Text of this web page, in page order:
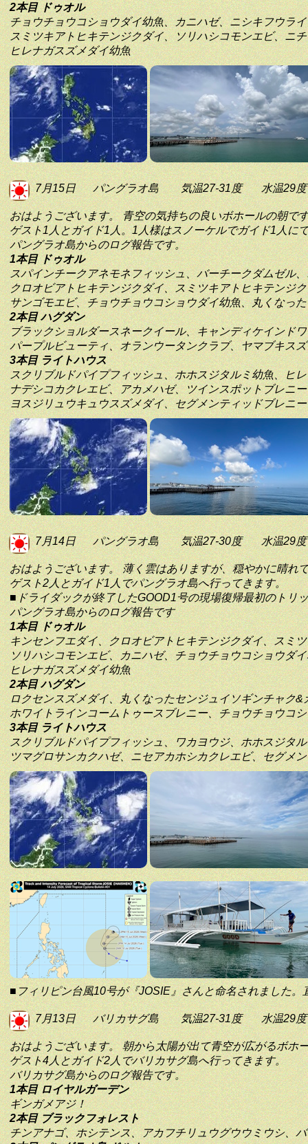
2本目 ドゥオル
チョウチョウコショウダイ幼魚、カニハゼ、ニシキフウラ
スミツキアトヒキテンジクダイ、ソリハシコモンエビ、ニ
ヒレナガスズメダイ幼魚
7月15日 パングラオ島 気温27-31度 水温29度
おはようございます。 青空の気持ちの良いボホールの朝で
ゲスト1人とガイド1人。1人様はスノーケルでガイド1人に
パングラオ島からのログ報告です。
1本目 ドゥオル
スパインチークアネモネフィッシュ、バーチークダムゼル
クロオビアトヒキテンジクダイ、スミツキアトヒキテンジ
サンゴモエビ、チョウチョウコショウダイ幼魚、丸くなっ
2本目 ハグダン
ブラックショルダースネークイール、キャンディケインド
パープルビューティ、オランウータンクラブ、ヤマブキス
3本目 ライトハウス
スクリブルドパイプフィッシュ、ホホスジタルミ幼魚、ヒ
ナデシコカクレエビ、アカメハゼ、ツインスポットブレニ
ヨスジリュウキュウスズメダイ、セグメンティッドブレニー
7月14日 パングラオ島 気温27-30度 水温29度
おはようございます。 薄く雲はありますが、穏やかに晴れ
ゲスト2人とガイド1人でパングラオ島へ行ってきます。
■ドライダックが終了したGOOD1号の現場復帰最初のトリ
パングラオ島からのログ報告です
1本目 ドゥオル
キンセンフエダイ、クロオビアトヒキテンジクダイ、スミ
ソリハシコモンエビ、カニハゼ、チョウチョウコショウダ
ヒレナガスズメダイ幼魚
2本目 ハグダン
ロクセンスズメダイ、丸くなったセンジュイソギンチャク
ホワイトラインコームトゥースブレニー、チョウチョウコ
3本目 ライトハウス
スクリブルドパイプフィッシュ、ワカヨウジ、ホホスジタ
ツマグロサンカクハゼ、ニセアカホシカクレエビ、セグメ
■フィリピン台風10号が『JOSIE』さんと命名されました。
7月13日 バリカサグ島 気温27-31度 水温29度
おはようございます。 朝から太陽が出て青空が広がるボホ
ゲスト4人とガイド2人でバリカサグ島へ行ってきます。
バリカサグ島からのログ報告です。
1本目 ロイヤルガーデン
ギンガメアジ！
2本目 ブラックフォレスト
チンアナゴ、ホシテンス、アカフチリュウグウウミウシ、